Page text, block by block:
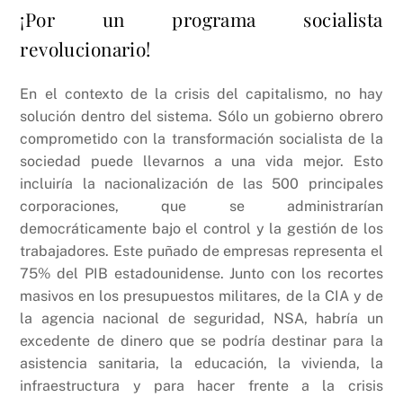
¡Por un programa socialista
revolucionario!
En el contexto de la crisis del capitalismo, no hay
solución dentro del sistema. Sólo un gobierno obrero
comprometido con la transformación socialista de la
sociedad puede llevarnos a una vida mejor. Esto
incluiría la nacionalización de las 500 principales
corporaciones, que se administrarían
democráticamente bajo el control y la gestión de los
trabajadores. Este puñado de empresas representa el
75% del PIB estadounidense. Junto con los recortes
masivos en los presupuestos militares, de la CIA y de
la agencia nacional de seguridad, NSA, habría un
excedente de dinero que se podría destinar para la
asistencia sanitaria, la educación, la vivienda, la
infraestructura y para hacer frente a la crisis